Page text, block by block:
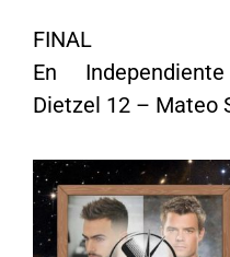
FINAL
En
Dietzel 12 – Mateo